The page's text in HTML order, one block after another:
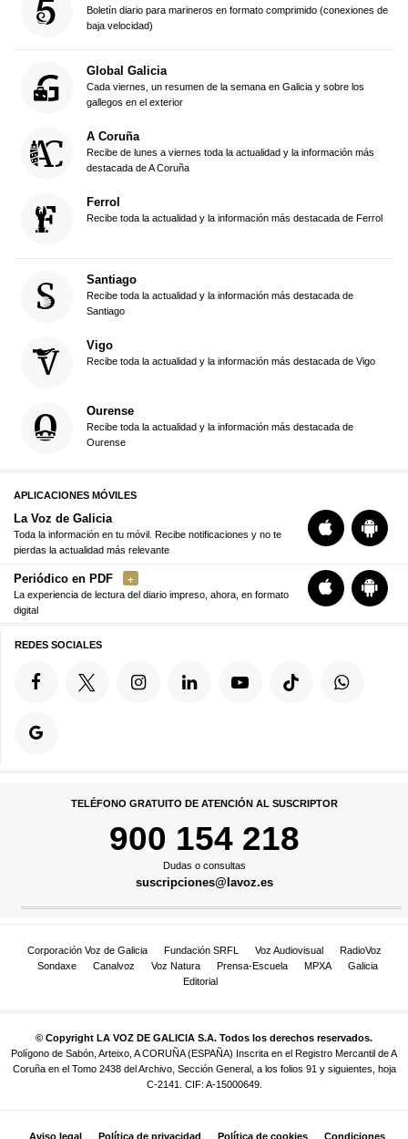
Boletín diario para marineros en formato comprimido (conexiones de
baja velocidad)
Global Galicia
Cada viernes, un resumen de la semana en Galicia y sobre los
gallegos en el exterior
A Coruña
Recibe de lunes a viernes toda la actualidad y la información más
destacada de A Coruña
Ferrol
Recibe toda la actualidad y la información más destacada de Ferrol
Santiago
Recibe toda la actualidad y la información más destacada de
Santiago
Vigo
Recibe toda la actualidad y la información más destacada de Vigo
Ourense
Recibe toda la actualidad y la información más destacada de
Ourense
APLICACIONES MÓVILES
La Voz de Galicia
Toda la información en tu móvil. Recibe notificaciones y no te
pierdas la actualidad más relevante
Periódico en PDF
La experiencia de lectura del diario impreso, ahora, en formato
digital
REDES SOCIALES
TELÉFONO GRATUITO DE ATENCIÓN AL SUSCRIPTOR
900 154 218
Dudas o consultas
suscripciones@lavoz.es
Corporación Voz de Galicia Fundación SRFL Voz Audiovisual
RadioVoz
Sondaxe
Canalvoz Voz Natura Prensa-Escuela MPXA
Galicia
Editorial
© Copyright LA VOZ DE GALICIA S.A. Todos los derechos reservados.
Polígono de Sabón, Arteixo, A CORUÑA (ESPAÑA) Inscrita en el Registro Mercantil de A
Coruña en el Tomo 2438 del Archivo, Sección General, a los folios 91 y siguientes, hoja
C-2141. CIF: A-15000649.
Aviso legal Política de privacidad Política de cookies Condiciones